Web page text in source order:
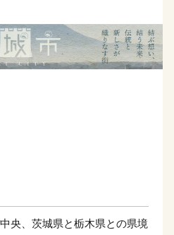
央、茨城県と栃木県との県境